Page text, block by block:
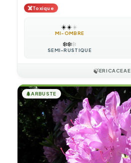
☠️Toxique
☀️☀️☀️
MI-OMBRE
❄️❄️❄️
SEMI-RUSTIQUE
🍃ERICACEAE
🌲ARBUSTE